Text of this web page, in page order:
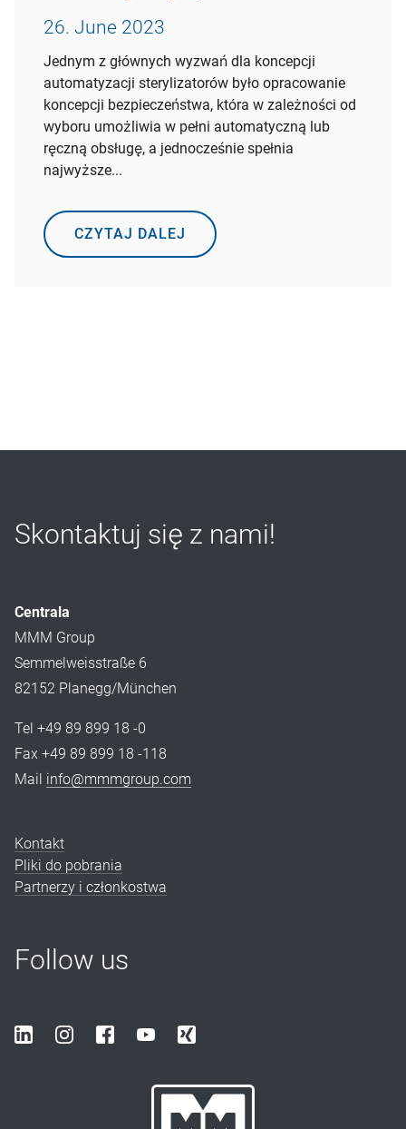
26. June 2023
Jednym z głównych wyzwań dla koncepcji
automatyzacji sterylizatorów było opracowanie
koncepcji bezpieczeństwa, która w zależności od
wyboru umożliwia w pełni automatyczną lub
ręczną obsługę, a jednocześnie spełnia
najwyższe...
CZYTAJ DALEJ
Skontaktuj się z nami!
Centrala
MMM Group
Semmelweisstraße 6
82152 Planegg/München
Tel +49 89 899 18 -0
Fax +49 89 899 18 -118
Mail info@mmmgroup.com
Kontakt
Pliki do pobrania
Partnerzy i członkostwa
Follow us